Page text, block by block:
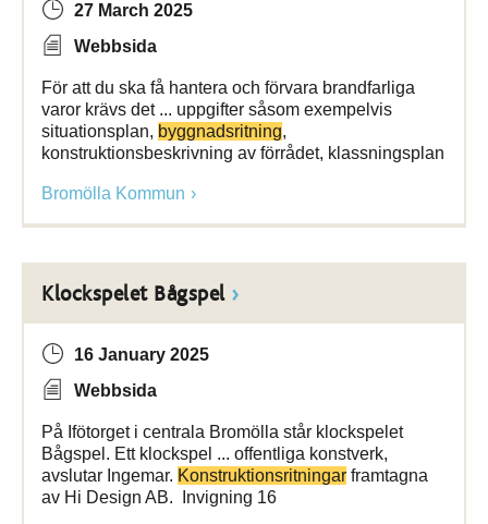
27 March 2025
Webbsida
För att du ska få hantera och förvara brandfarliga
varor krävs det ... uppgifter såsom exempelvis
situationsplan, byggnadsritning,
konstruktionsbeskrivning av förrådet, klassningsplan
Bromölla Kommun
Klockspelet Bågspel
16 January 2025
Webbsida
På Ifötorget i centrala Bromölla står klockspelet
Bågspel. Ett klockspel ... offentliga konstverk,
avslutar Ingemar. Konstruktionsritningar framtagna
av Hi Design AB. Invigning 16